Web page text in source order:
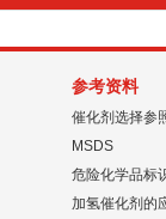
参考资料
催化剂选择参
MSDS
危险化学品标
加氢催化剂的